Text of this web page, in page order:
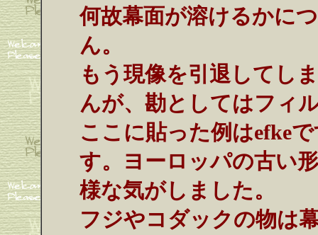
何故幕面が溶けるかに
ん。
もう現像を引退してし
んが、勘としてはフィ
ここに貼った例はefke
す。ヨーロッパの古い
様な気がしました。
フジやコダックの物は